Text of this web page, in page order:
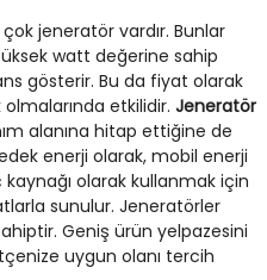
jeneratör vardır. Bunlar
watt değerine sahip
gösterir. Bu da fiyat olarak
etkilidir. Jeneratör
alanına hitap ettiğine de
enerji olarak, mobil enerji
olarak kullanmak için
sunulur. Jeneratörler
Geniş ürün yelpazesini
uygun olanı tercih